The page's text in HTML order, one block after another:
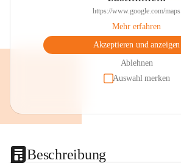
https://www.google.com/maps
Mehr erfahren
Akzeptieren und anzeigen
Ablehnen
Auswahl merken
Beschreibung